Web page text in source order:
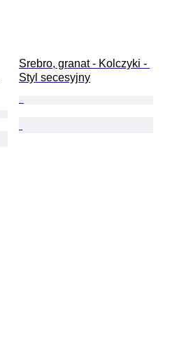
Srebro, granat - Kolczyki -
Styl secesyjny